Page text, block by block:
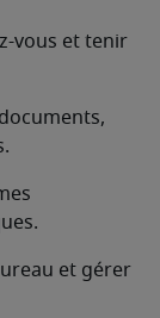
vous et tenir
et gérer